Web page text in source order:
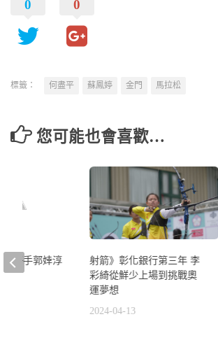
0 0
標籤： 何盡平 蘇鳳婷 金門 馬拉松
您可能也會喜歡…
射箭》彰化銀行第三年 李
彩綺從鮮少上場到挑戰奧
運夢想
2024-04-13
重好手郭婞淳